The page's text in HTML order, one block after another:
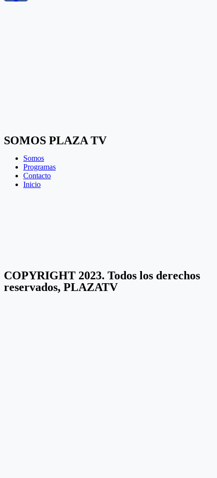
SOMOS PLAZA TV
Somos
Programas
Contacto
Inicio
COPYRIGHT 2023. Todos los derechos
reservados, PLAZATV